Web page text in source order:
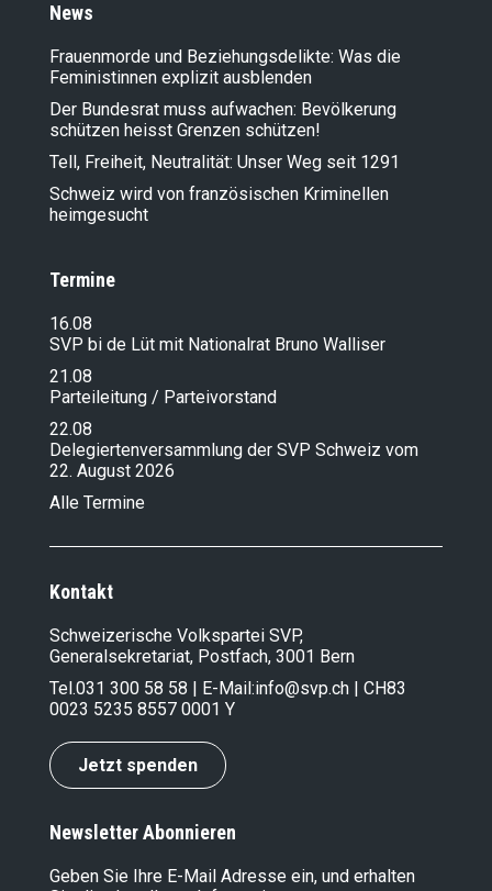
News
Frauenmorde und Beziehungsdelikte: Was die
Feministinnen explizit ausblenden
Der Bundesrat muss aufwachen: Bevölkerung
schützen heisst Grenzen schützen!
Tell, Freiheit, Neutralität: Unser Weg seit 1291
Schweiz wird von französischen Kriminellen
heimgesucht
Termine
16.08
SVP bi de Lüt mit Nationalrat Bruno Walliser
21.08
Parteileitung / Parteivorstand
22.08
Delegiertenversammlung der SVP Schweiz vom
22. August 2026
Alle Termine
Kontakt
Schweizerische Volkspartei SVP,
Generalsekretariat, Postfach, 3001 Bern
Tel.031 300 58 58 | E-Mail:info@svp.ch | CH83
0023 5235 8557 0001 Y
Jetzt spenden
Newsletter Abonnieren
Geben Sie Ihre E-Mail Adresse ein, und erhalten